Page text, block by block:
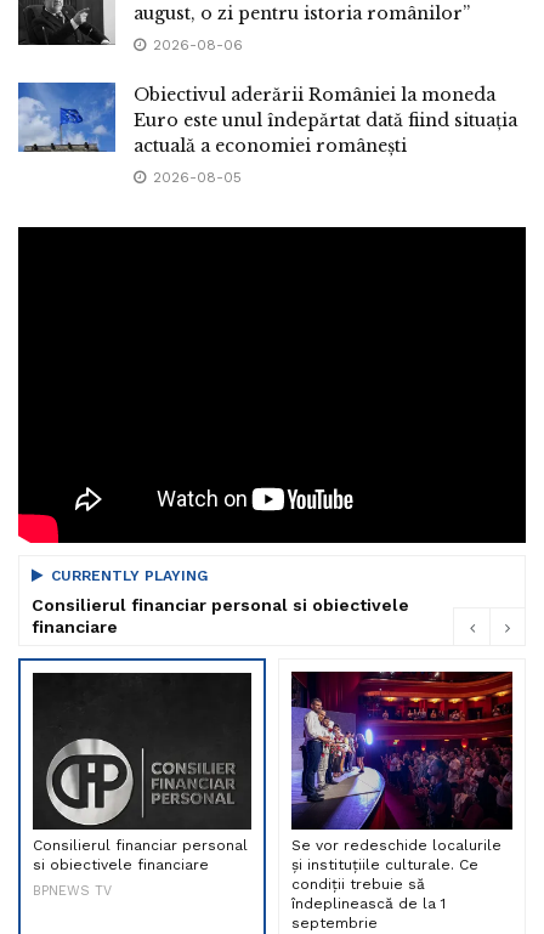
august, o zi pentru istoria românilor”
2026-08-06
Obiectivul aderării României la moneda
Euro este unul îndepărtat dată fiind situația
actuală a economiei românești
2026-08-05
CURRENTLY PLAYING
Consilierul financiar personal si obiectivele
financiare
Consilierul financiar personal
si obiectivele financiare
BPNEWS TV
Se vor redeschide localurile
și instituțiile culturale. Ce
condiții trebuie să
îndeplinească de la 1
septembrie